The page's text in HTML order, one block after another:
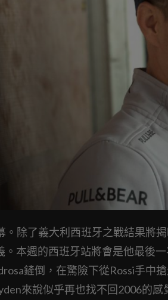
。除了義大利西班牙之戰結果將
。本週的西班牙站將會是他最後
鏟倒，在驚險下從Rossi手中
來說似乎再也找不回2006的